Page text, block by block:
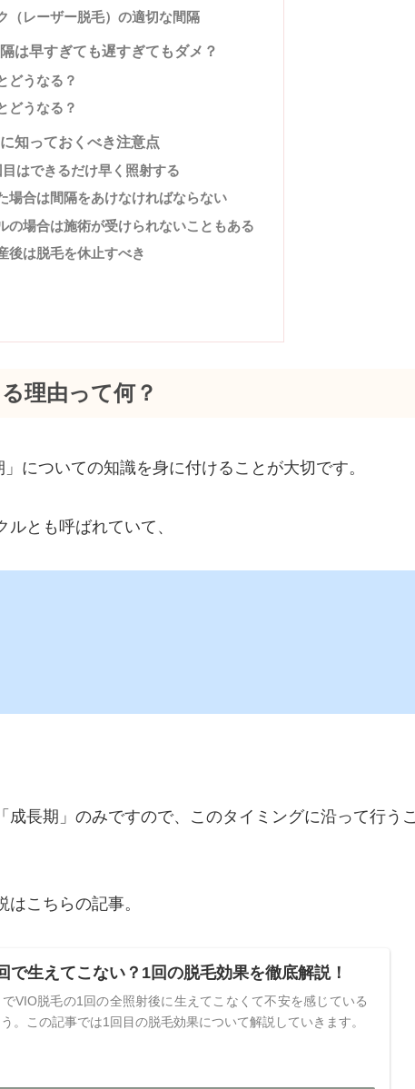
（レーザー脱毛）の適切な間隔
は早すぎても遅すぎてもダメ？
どうなる？
どうなる？
知っておくべき注意点
はできるだけ早く照射する
場合は間隔をあけなければならない
の場合は施術が受けられないこともある
後は脱毛を休止すべき
理由って何？
についての知識を身に付けることが大切です。
とも呼ばれていて、
長期」のみですので、このタイミングに沿って行うこ
こちらの記事。
で生えてこない？1回の脱毛効果を徹底解説！
VIO脱毛の1回の全照射後に生えてこなくて不安を感じている
。この記事では1回目の脱毛効果について解説していきます。